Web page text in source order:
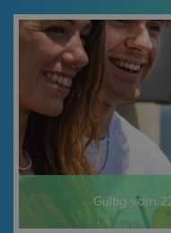
Gültig vom